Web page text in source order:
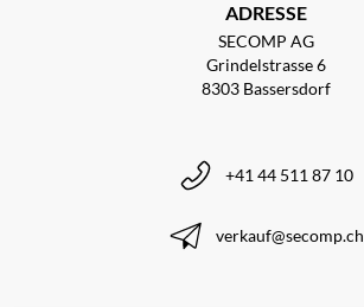
ADRESSE
SECOMP AG
Grindelstrasse 6
8303 Bassersdorf
+41 44 511 87 10
verkauf@secomp.ch